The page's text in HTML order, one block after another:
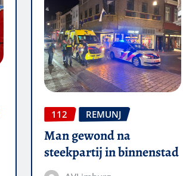
112 REMUNJ
Man gewond na
steekpartij in binnenstad